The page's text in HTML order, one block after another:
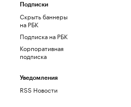
Подписки
Скрыть баннеры
на РБК
Подписка на РБК
Корпоративная
подписка
Уведомления
RSS Новости